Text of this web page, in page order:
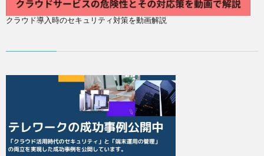
クラウド導入時のセキュリティ対策を動画解説